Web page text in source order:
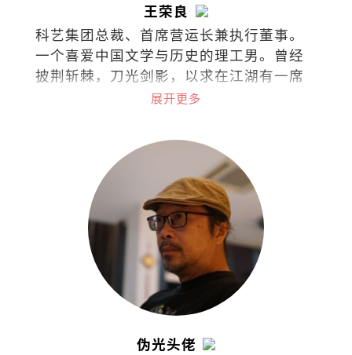
王荣良
科艺集团总裁、首席营运长兼执行董事。
一个喜爱中国文学与历史的理工男。曾经
披荆斩棘，刀光剑影，以求在江湖有一席
之地。现在只想铅华尽洗，退隐江湖，浪
展开更多
伪光头佬